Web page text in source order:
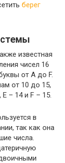
берег
известная
чисел 16
от A до F.
от 10 до 15,
– 14 и F – 15.
в
так как она
числа.